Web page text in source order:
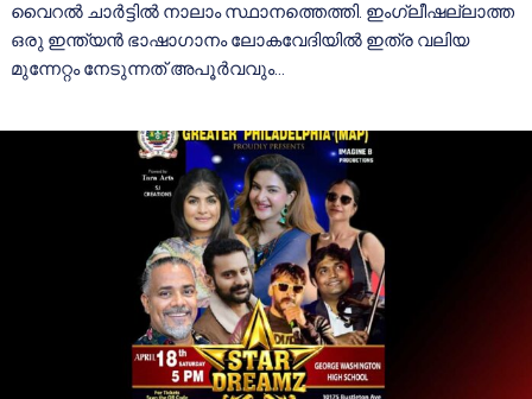
വൈറൽ ചാർട്ടിൽ നാലാം സ്ഥാനത്തെത്തി. ഇംഗ്ലീഷല്ലാത്ത
ഒരു ഇന്ത്യൻ ഭാഷാഗാനം ലോകവേദിയിൽ ഇത്ര വലിയ
മുന്നേറ്റം നേടുന്നത് അപൂർവവും...